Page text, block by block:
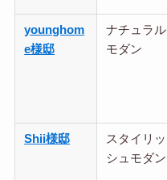
younghom
e様邸
ナチュラル
モダン
Shii様邸
スタイリッ
シュモダン